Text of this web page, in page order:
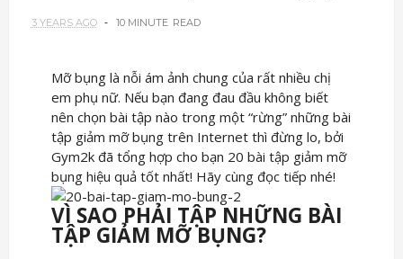
3 YEARS AGO 10 MINUTE READ
Mỡ bụng là nỗi ám ảnh chung của rất nhiều chị
em phụ nữ. Nếu bạn đang đau đầu không biết
nên chọn bài tập nào trong một “rừng” những bài
tập giảm mỡ bụng trên Internet thì đừng lo, bởi
Gym2k đã tổng hợp cho bạn 20 bài tập giảm mỡ
bụng hiệu quả tốt nhất! Hãy cùng đọc tiếp nhé!
VÌ SAO PHẢI TẬP NHỮNG BÀI
TẬP GIẢM MỠ BỤNG?